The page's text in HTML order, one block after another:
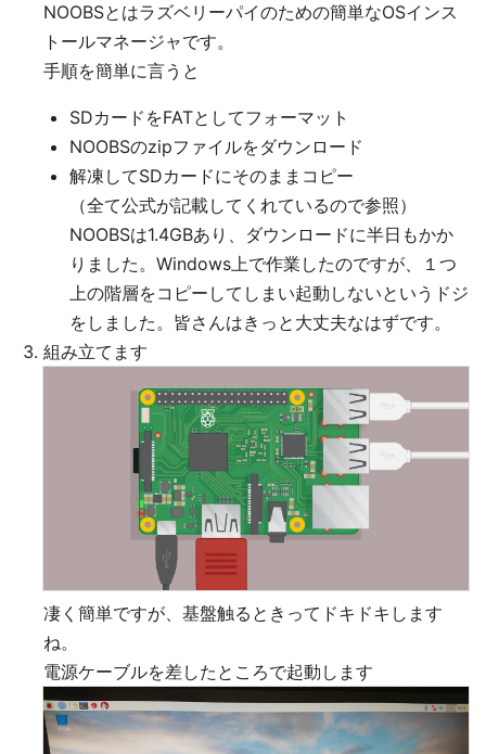
NOOBSとはラズベリーパイのための簡単なOSインス
トールマネージャです。
手順を簡単に言うと
SDカードをFATとしてフォーマット
NOOBSのzipファイルをダウンロード
解凍してSDカードにそのままコピー
（全て公式が記載してくれているので参照）
NOOBSは1.4GBあり、ダウンロードに半日もかか
りました。Windows上で作業したのですが、１つ
上の階層をコピーしてしまい起動しないというドジ
をしました。皆さんはきっと大丈夫なはずです。
組み立てます
凄く簡単ですが、基盤触るときってドキドキします
ね。
電源ケーブルを差したところで起動します